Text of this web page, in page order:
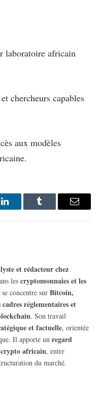
laboratoire africain
chercheurs capables
aux modèles
LinkedInTumblr Email
et rédacteur chez
les cryptomonnaies et les
concentre sur Bitcoin,
réglementaires et
. Son travail
et factuelle, orientée
Il apporte un regard
crypto africain, entre
du marché.